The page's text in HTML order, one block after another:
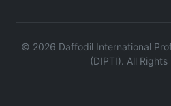
© 2026 Daffodil International
(DIPTI). All Rights